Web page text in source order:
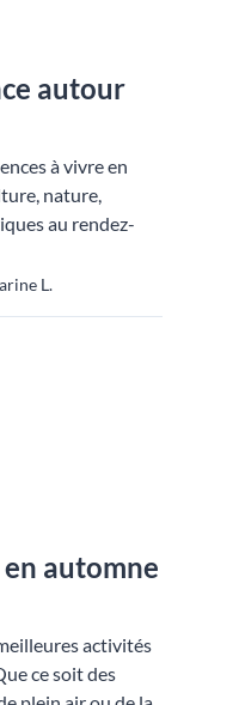
autour
à vivre en
nature,
au rendez-
L.
automne
activités
ce soit des